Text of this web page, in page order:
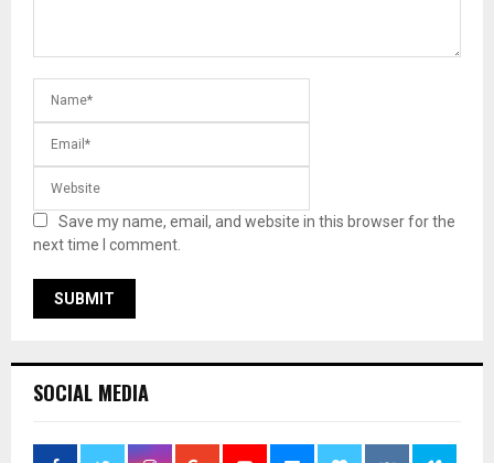
Save my name, email, and website in this browser for the
next time I comment.
SOCIAL MEDIA